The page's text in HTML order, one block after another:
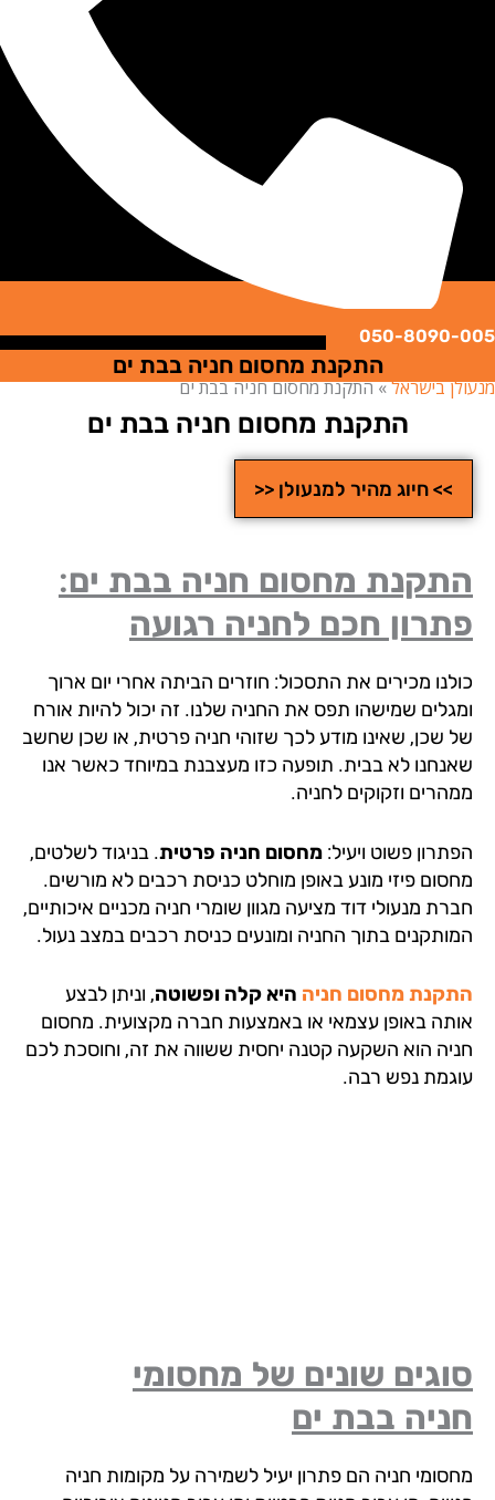
050-
התקנת מחסום חניה בבת ים
בישראל»התקנת מחסום חניה בבת ים
התקנת מחסום חניה בבת ים
>> חיוג מהיר למנעולן <<
מחסום חניה בבת ים:
חכם לחניה רגועה
מכירים את התסכול: חוזרים הביתה אחרי יום ארוך
שמישהו תפס את החניה שלנו. זה יכול להיות אורח
שכן, שאינו מודע לכך שזוהי חניה פרטית, או שכן שחשב
לא בבית. תופעה כזו מעצבנת במיוחד כאשר אנו
וזקוקים לחניה.
פשוט ויעיל:מחסום חניה פרטית. בניגוד לשלטים,
פיזי מונע באופן מוחלט כניסת רכבים לא מורשים.
מנעולי דוד מציעה מגוון שומרי חניה מכניים איכותיים,
בתוך החניה ומונעים כניסת רכבים במצב נעול.
מחסום חניההיא קלה ופשוטה, וניתן לבצע
באופן עצמאי או באמצעות חברה מקצועית. מחסום
הוא השקעה קטנה יחסית ששווה את זה, וחוסכת לכם
נפש רבה.
שונים של מחסומי
בבת ים
חניה הם פתרון יעיל לשמירה על מקומות חניה